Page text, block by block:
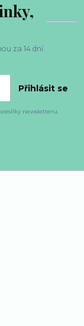
za 14 dní.
Přihlásit se
newsletteru.